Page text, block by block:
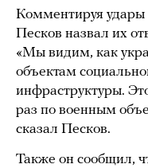
Комментируя удары
Песков назвал их
«Мы видим, как
объектам
инфраструктуры.
раз по военным
сказал Песков.
Также он сообщил,